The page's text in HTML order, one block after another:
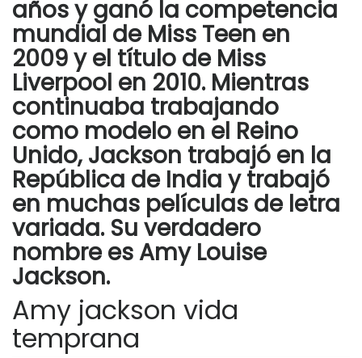
años y ganó la competencia
mundial de Miss Teen en
2009 y el título de Miss
Liverpool en 2010. Mientras
continuaba trabajando
como modelo en el Reino
Unido, Jackson trabajó en la
República de India y trabajó
en muchas películas de letra
variada. Su verdadero
nombre es Amy Louise
Jackson.
Amy jackson vida
temprana